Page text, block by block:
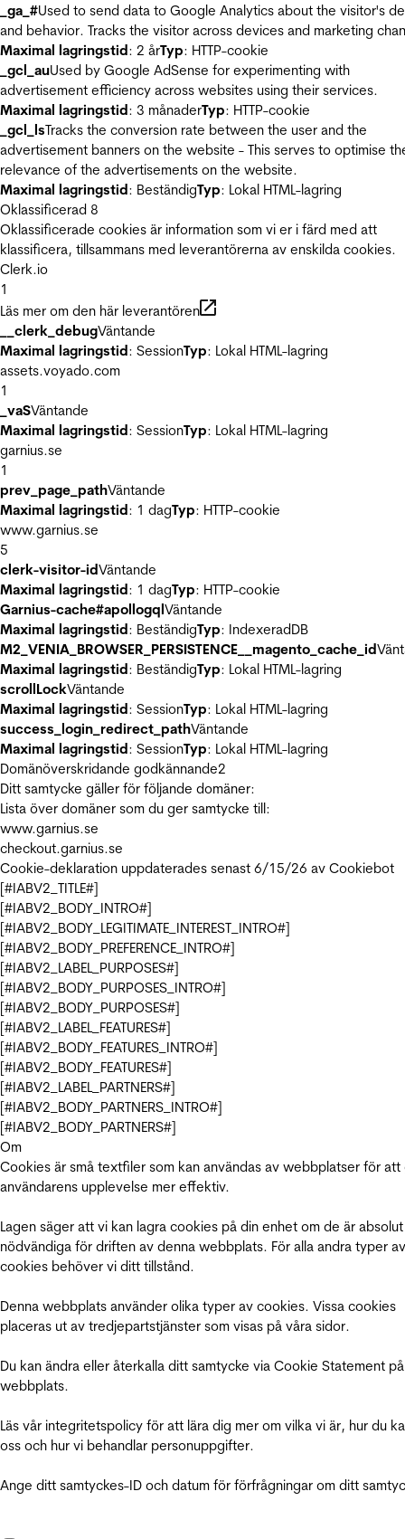
_ga_#Used to send data to Google Analytics about the visitor's
and behavior. Tracks the visitor across devices and marketing
Maximal lagringstid: 2 årTyp: HTTP-cookie
_gcl_auUsed by Google AdSense for experimenting with
advertisement efficiency across websites using their services.
Maximal lagringstid: 3 månaderTyp: HTTP-cookie
_gcl_lsTracks the conversion rate between the user and the
advertisement banners on the website - This serves to optimise
relevance of the advertisements on the website.
Maximal lagringstid: BeständigTyp: Lokal HTML-lagring
Oklassificerad 8
Oklassificerade cookies är information som vi er i färd med att
klassificera, tillsammans med leverantörerna av enskilda cookies.
Clerk.io
1
Läs mer om den här leverantören
__clerk_debugVäntande
Maximal lagringstid: SessionTyp: Lokal HTML-lagring
assets.voyado.com
1
_vaSVäntande
Maximal lagringstid: SessionTyp: Lokal HTML-lagring
garnius.se
1
prev_page_pathVäntande
Maximal lagringstid: 1 dagTyp: HTTP-cookie
www.garnius.se
5
clerk-visitor-idVäntande
Maximal lagringstid: 1 dagTyp: HTTP-cookie
Garnius-cache#apollogqlVäntande
Maximal lagringstid: BeständigTyp: IndexeradDB
M2_VENIA_BROWSER_PERSISTENCE__magento_cache_id
Maximal lagringstid: BeständigTyp: Lokal HTML-lagring
scrollLockVäntande
Maximal lagringstid: SessionTyp: Lokal HTML-lagring
success_login_redirect_pathVäntande
Maximal lagringstid: SessionTyp: Lokal HTML-lagring
Domänöverskridande godkännande2
Ditt samtycke gäller för följande domäner:
Lista över domäner som du ger samtycke till:
www.garnius.se
checkout.garnius.se
Cookie-deklaration uppdaterades senast 6/15/26 av Cookiebot
[#IABV2_TITLE#]
[#IABV2_BODY_INTRO#]
[#IABV2_BODY_LEGITIMATE_INTEREST_INTRO#]
[#IABV2_BODY_PREFERENCE_INTRO#]
[#IABV2_LABEL_PURPOSES#]
[#IABV2_BODY_PURPOSES_INTRO#]
[#IABV2_BODY_PURPOSES#]
[#IABV2_LABEL_FEATURES#]
[#IABV2_BODY_FEATURES_INTRO#]
[#IABV2_BODY_FEATURES#]
[#IABV2_LABEL_PARTNERS#]
[#IABV2_BODY_PARTNERS_INTRO#]
[#IABV2_BODY_PARTNERS#]
Om
Cookies är små textfiler som kan användas av webbplatser för att
användarens upplevelse mer effektiv.
Lagen säger att vi kan lagra cookies på din enhet om de är absolut
nödvändiga för driften av denna webbplats. För alla andra typer av
cookies behöver vi ditt tillstånd.
Denna webbplats använder olika typer av cookies. Vissa cookies
placeras ut av tredjepartstjänster som visas på våra sidor.
Du kan ändra eller återkalla ditt samtycke via Cookie Statement
webbplats.
Läs vår integritetspolicy för att lära dig mer om vilka vi är, hur du
oss och hur vi behandlar personuppgifter.
Ange ditt samtyckes-ID och datum för förfrågningar om ditt